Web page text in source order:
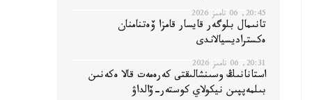
20:45, 06 تامىز 2026
تانىمال بلوگەر قايسار قامزا ۆەتنامنان
ەكستراديسيالاندى
20:31, 06 تامىز 2026
استانانىڭ وسىنشالىقتى كەرەمەت قالا ەكەنىن
بىلمەپپىن نيكولاي كوستەر-ۆالداۋ